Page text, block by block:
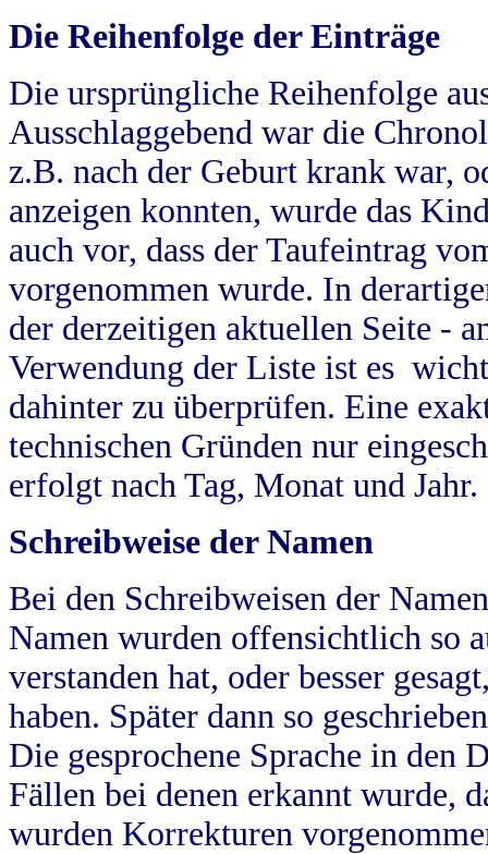
Die Reihenfolge der Einträge
Die ursprüngliche Reihenfolge
Ausschlaggebend war die
z.B. nach der Geburt krank war,
anzeigen konnten, wurde das
auch vor, dass der Taufeintrag
vorgenommen wurde. In
der derzeitigen aktuellen Seite -
Verwendung der Liste ist es
dahinter zu überprüfen. Eine
technischen Gründen nur
erfolgt nach Tag, Monat und Jahr.
Schreibweise der Namen
Bei den Schreibweisen der
Namen wurden offensichtlich so
verstanden hat, oder besser
haben. Später dann so
Die gesprochene Sprache in
Fällen bei denen erkannt wurde,
wurden Korrekturen